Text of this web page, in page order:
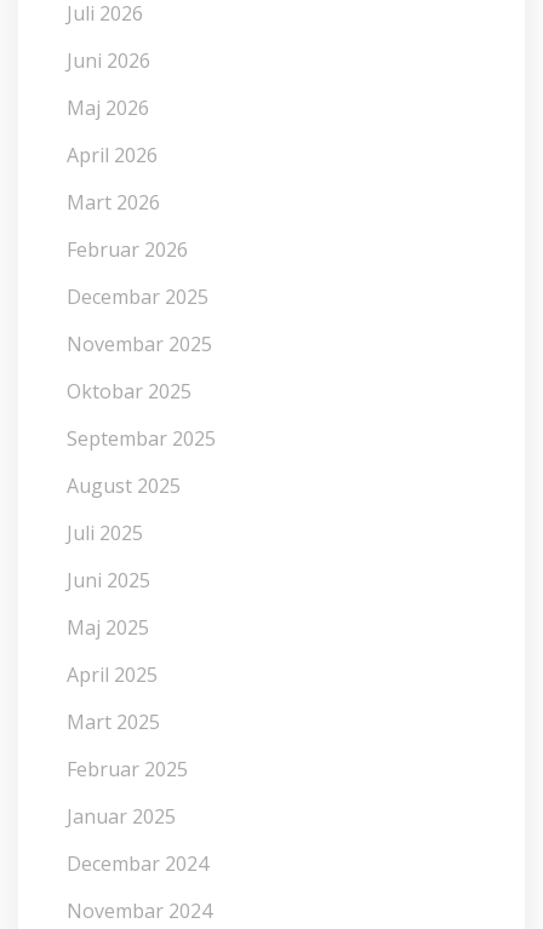
Juli 2026
Juni 2026
Maj 2026
April 2026
Mart 2026
Februar 2026
Decembar 2025
Novembar 2025
Oktobar 2025
Septembar 2025
August 2025
Juli 2025
Juni 2025
Maj 2025
April 2025
Mart 2025
Februar 2025
Januar 2025
Decembar 2024
Novembar 2024